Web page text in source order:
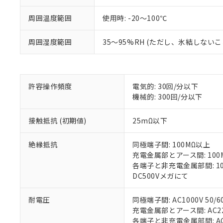
周囲温度範囲 使用時: -20～100℃
周囲湿度範囲 35～95%RH (ただし、氷結しないこ
許容操作頻度
電気的: 30回/分以下
機械的: 300回/分以下
接触抵抗 (初期値) 25mΩ以下
絶縁抵抗
同極端子間: 100MΩ以上
充電金属部とアース間:
各端子と非充電金属部間:
DC500Vメガにて
耐電圧
同極端子間: AC1000V 50/
充電金属部とアース間:
各端子と非充電金属部間:
在庫状況お
い。
正式な納期
す。
マイパーツ
ている必要が
さい。
※当社の共同
いる法人を指
ル（DBP） 1000ppm
但し、RoHS指令で産業
フタル酸エステル類の
※2 対応予定月
下記の非含有証明
EU RoHS指令（10
51物質の非含有証
※本証明書は発行
また、RoHS指令
混在することから
既に当社にて対応
り割愛しておりま
*中国RoHS10物質の基
Cr(Ⅵ)(六価クロム) :
「ｅ」：有害物質
「10」：通常の使
「－」：未確認で
当社は規制
当社は貴社
置等に一切使
たしません。
－
在庫な
機器販売
空
受注生